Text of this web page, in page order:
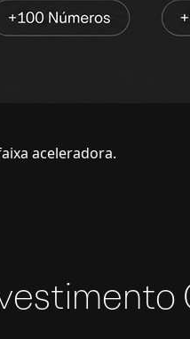
aceleradora.